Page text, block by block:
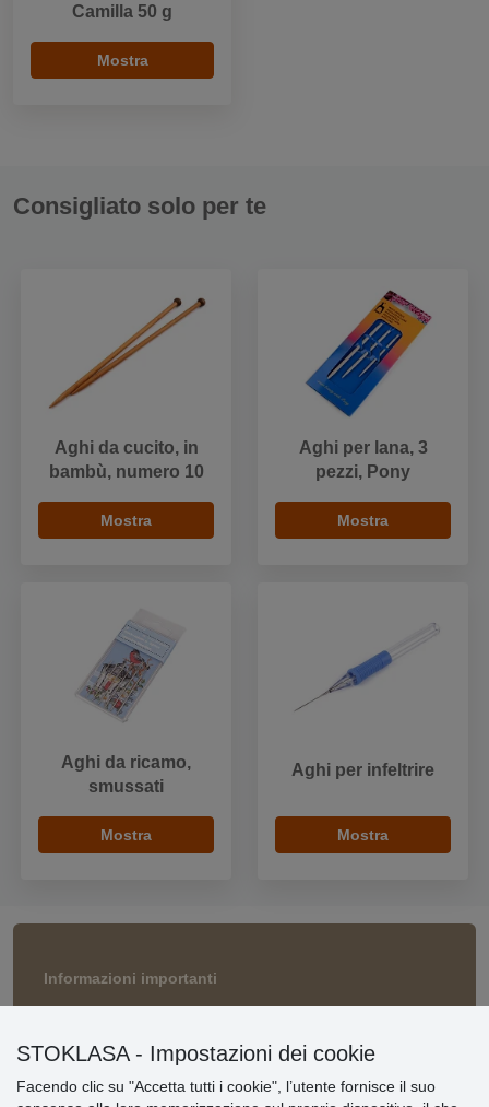
Camilla 50 g
Mostra
Consigliato solo per te
Aghi da cucito, in
bambù, numero 10
Mostra
Aghi per lana, 3
pezzi, Pony
Mostra
Aghi da ricamo,
smussati
Mostra
Aghi per infeltrire
Mostra
Informazioni importanti
» Informativa sulla Privacy
» Consegna e pagamento
STOKLASA - Impostazioni dei cookie
Facendo clic su "Accetta tutti i cookie", l’utente fornisce il suo